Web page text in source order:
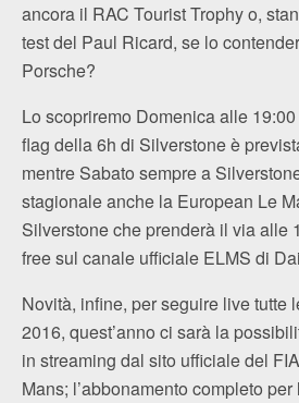
ancora il RAC Tourist Trophy o,
test del Paul Ricard, se lo
Porsche?
Lo scopriremo Domenica alle
flag della 6h di Silverstone è
mentre Sabato sempre a
stagionale anche la European Le
Silverstone che prenderà il via alle
free sul canale ufficiale ELMS di
Novità, infine, per seguire live tutte
2016, quest’anno ci sarà la
in streaming dal sito ufficiale del
Mans; l’abbonamento completo